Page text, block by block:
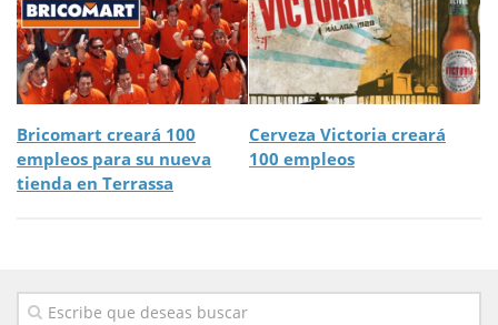
Bricomart creará 100
empleos para su nueva
tienda en Terrassa
Cerveza Victoria creará
100 empleos